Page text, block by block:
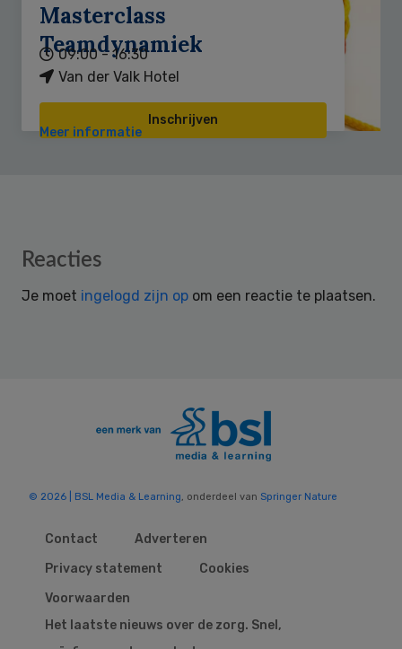
Masterclass
Teamdynamiek
09:00 - 16:30
Van der Valk Hotel
Inschrijven
Meer informatie
Reader
Reacties
Je moet ingelogd zijn op om een reactie te plaatsen.
© 2026 | BSL Media & Learning, onderdeel van Springer Nature
Contact
Adverteren
Privacy statement
Cookies
Voorwaarden
Het laatste nieuws over de zorg. Snel,